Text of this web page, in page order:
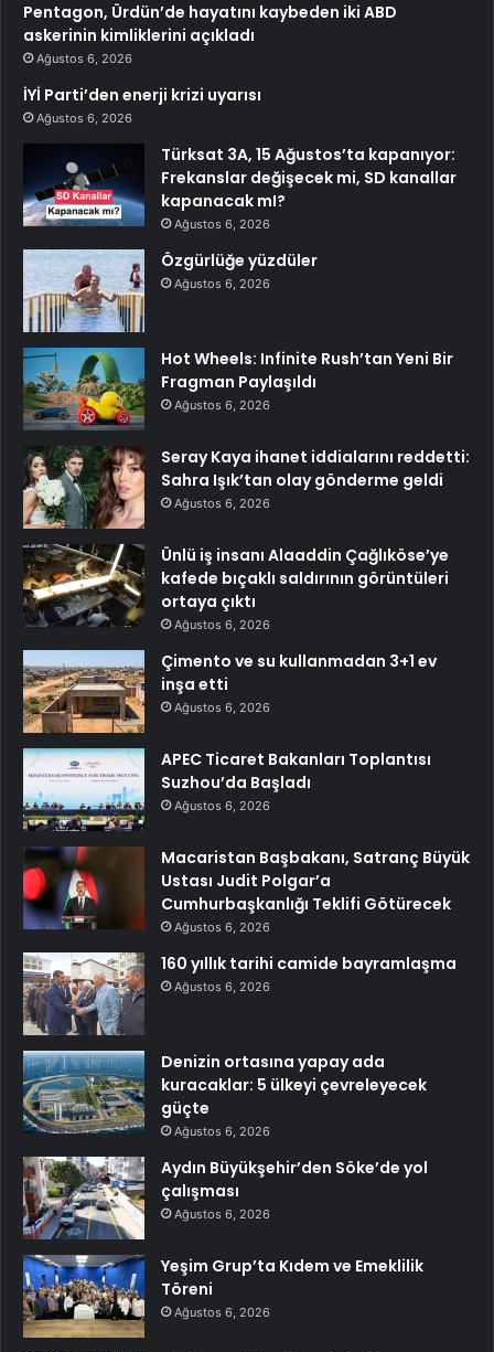
Pentagon, Ürdün’de hayatını kaybeden iki ABD
askerinin kimliklerini açıkladı
Ağustos 6, 2026
İYİ Parti’den enerji krizi uyarısı
Ağustos 6, 2026
Türksat 3A, 15 Ağustos’ta kapanıyor:
Frekanslar değişecek mi, SD kanallar
kapanacak mI?
Ağustos 6, 2026
Özgürlüğe yüzdüler
Ağustos 6, 2026
Hot Wheels: Infinite Rush’tan Yeni Bir
Fragman Paylaşıldı
Ağustos 6, 2026
Seray Kaya ihanet iddialarını reddetti:
Sahra Işık’tan olay gönderme geldi
Ağustos 6, 2026
Ünlü iş insanı Alaaddin Çağlıköse’ye
kafede bıçaklı saldırının görüntüleri
ortaya çıktı
Ağustos 6, 2026
Çimento ve su kullanmadan 3+1 ev
inşa etti
Ağustos 6, 2026
APEC Ticaret Bakanları Toplantısı
Suzhou’da Başladı
Ağustos 6, 2026
Macaristan Başbakanı, Satranç Büyük
Ustası Judit Polgar’a
Cumhurbaşkanlığı Teklifi Götürecek
Ağustos 6, 2026
160 yıllık tarihi camide bayramlaşma
Ağustos 6, 2026
Denizin ortasına yapay ada
kuracaklar: 5 ülkeyi çevreleyecek
güçte
Ağustos 6, 2026
Aydın Büyükşehir’den Söke’de yol
çalışması
Ağustos 6, 2026
Yeşim Grup’ta Kıdem ve Emeklilik
Töreni
Ağustos 6, 2026